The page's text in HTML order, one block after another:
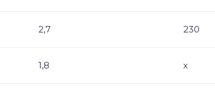
2,7 230
1,8 x